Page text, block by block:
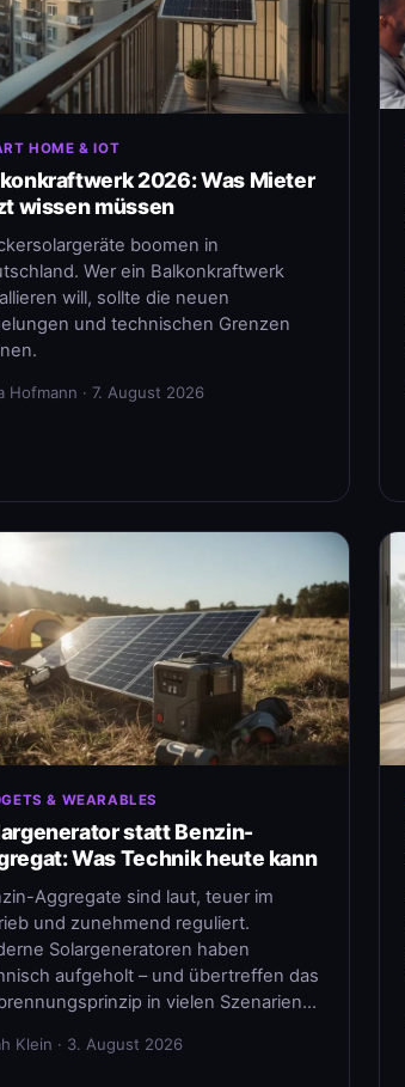
HOME & IOT
2026: Was Mieter
wissen müssen
boomen in
Wer ein Balkonkraftwerk
will, sollte die neuen
und technischen Grenzen
Hofmann · 7. August 2026
& WEARABLES
statt Benzin-
Was Technik heute kann
Aggregate sind laut, teuer im
und zunehmend reguliert.
Solargeneratoren haben
aufgeholt – und übertreffen das
in vielen Szenarien…
Klein · 3. August 2026